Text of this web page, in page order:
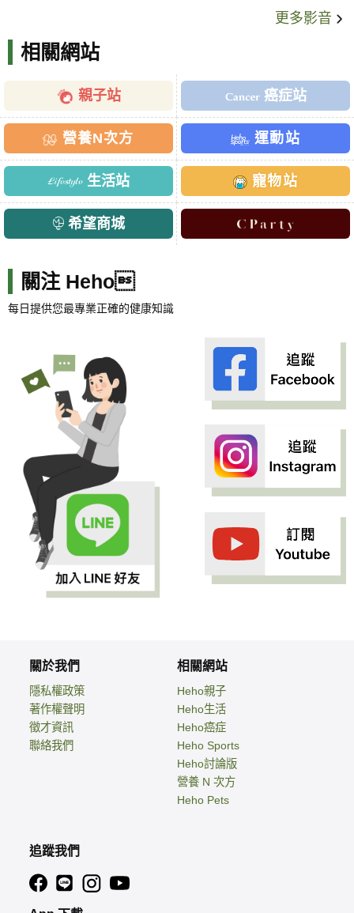
更多影音
相關網站
親子站 癌症站
營養N次方 運動站
生活站 寵物站
希望商城
關注 Heho
每日提供您最專業正確的健康知識
關於我們
隱私權政策
著作權聲明
徵才資訊
聯絡我們
相關網站
Heho親子
Heho生活
Heho癌症
Heho Sports
Heho討論版
營養 N 次方
Heho Pets
追蹤我們